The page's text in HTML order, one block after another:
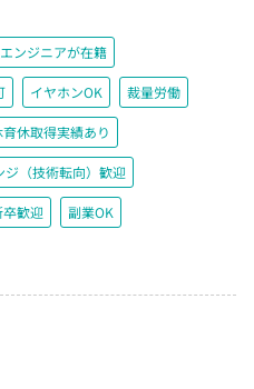
ンジニアが在籍
イヤホンOK 裁量労働
育休取得実績あり
ジ（技術転向）歓迎
歓迎 副業OK